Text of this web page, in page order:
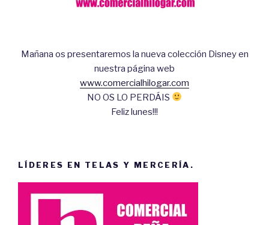
Mañana os presentaremos la nueva colección Disney en
nuestra página web
www.comercialhilogar.com
NO OS LO PERDÁIS
Feliz lunes!!!
LÍDERES EN TELAS Y MERCERÍA.